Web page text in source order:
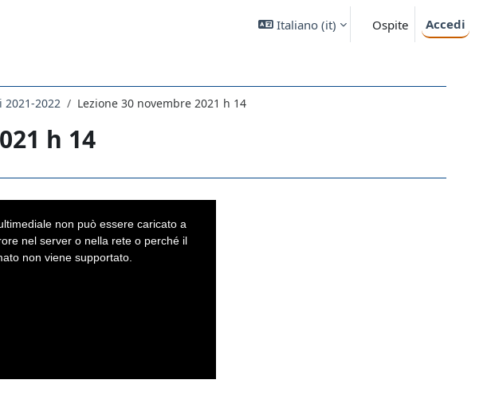
Italiano ‎(it)‎ Ospite Accedi
2021-2022 Lezione 30 novembre 2021 h 14
h 14
non può essere caricato a
nel server o nella rete o perché il
non viene supportato.